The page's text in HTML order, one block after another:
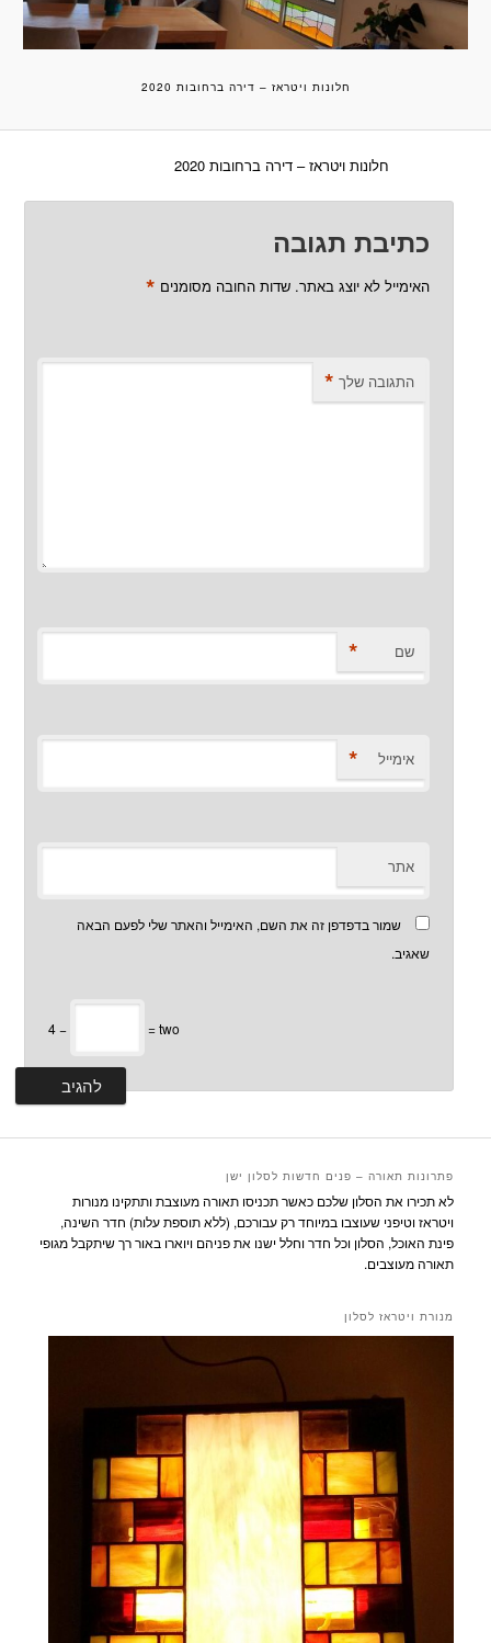
חלונות ויטראז – דירה ברחובות 2020
חלונות ויטראז – דירה ברחובות 2020
כתיבת תגובה
האימייל לא יוצג באתר. שדות החובה מסומנים *
התגובה שלך *
שם *
אימייל *
אתר
שמור בדפדפן זה את השם, האימייל והאתר שלי לפעם הבאה
שאגיב.
4 − = two
פתרונות תאורה – פנים חדשות לסלון ישן
לא תכירו את הסלון שלכם כאשר תכניסו תאורה מעוצבת ותתקינו מנורות
ויטראז וטיפני שעוצבו במיוחד רק עבורכם, (ללא תוספת עלות) חדר השינה,
פינת האוכל, הסלון וכל חדר וחלל ישנו את פניהם ויוארו באור רך שיתקבל מגופי
תאורה מעוצבים.
מנורת ויטראז לסלון